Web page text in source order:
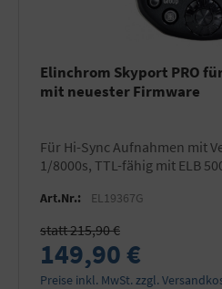
Elinchrom Skyport PRO
mit neuester Firmware
für Hi-Sync Aufnahmen mit Verschlusszeiten bis zu
1/8000s, TTL-fähig mit ELB
Art.Nr.: EL19367G
statt 215,90 €
149,90 €
Preise inkl. MwSt. zzgl.